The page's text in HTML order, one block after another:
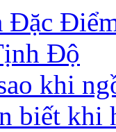
Đặc
Độ
khi
biết khi